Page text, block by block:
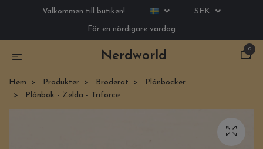
Välkommen till butiken!
SEK
För en nördigare vardag
Nerdworld
0
Hem Produkter Broderat
Plånböcker
Plånbok - Zelda - Triforce